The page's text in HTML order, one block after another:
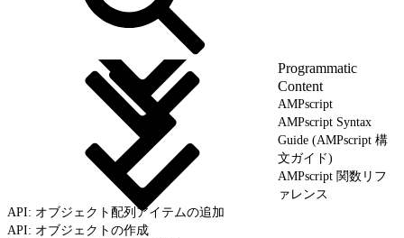
Programmatic
Content
AMPscript
AMPscript Syntax
Guide (AMPscript 構
文ガイド)
AMPscript 関数リフ
ァレンス
API: オブジェクト配列アイテムの追加
API: オブジェクトの作成